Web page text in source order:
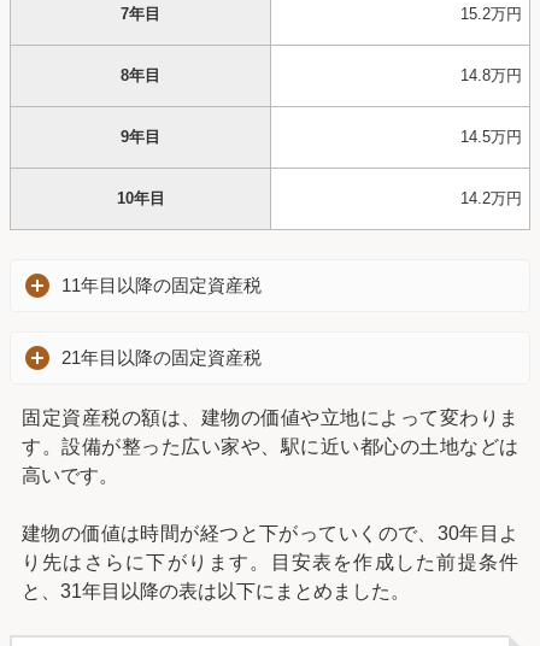
7年目 15.2万円
8年目 14.8万円
9年目 14.5万円
10年目 14.2万円
11年目以降の固定資産税
21年目以降の固定資産税
固定資産税の額は、建物の価値や立地によって変わりま
す。設備が整った広い家や、駅に近い都心の土地などは
高いです。
建物の価値は時間が経つと下がっていくので、30年目よ
り先はさらに下がります。目安表を作成した前提条件
と、31年目以降の表は以下にまとめました。